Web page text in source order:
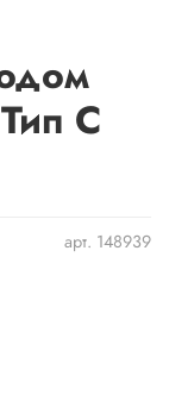
арт. 148939
С